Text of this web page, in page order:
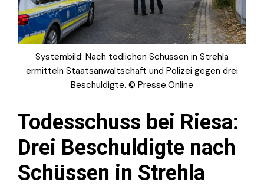
Systembild: Nach tödlichen Schüssen in Strehla
ermitteln Staatsanwaltschaft und Polizei gegen drei
Beschuldigte. © Presse.Online
Todesschuss bei Riesa:
Drei Beschuldigte nach
Schüssen in Strehla